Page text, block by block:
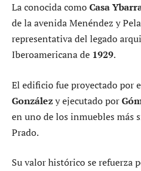
La conocida comoCasa
de la avenida Menéndez y
representativa del legado
Iberoamericana de 1929.
El edificio fue proyectado por
Gonzálezy ejecutado por
en uno de los inmuebles más
Prado.
Su valor histórico se refuerza